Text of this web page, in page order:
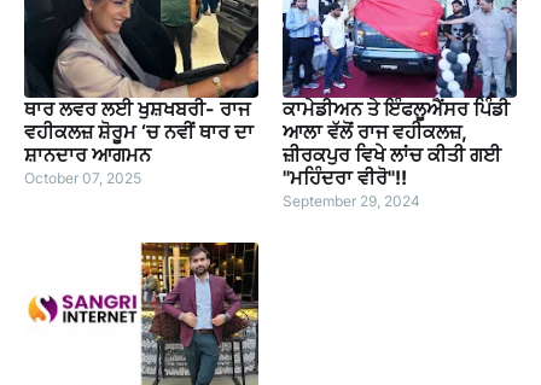
ਥਾਰ ਲਵਰ ਲਈ ਖੁਸ਼ਖਬਰੀ- ਰਾਜ
ਵਹੀਕਲਜ਼ ਸ਼ੋਰੂਮ ‘ਚ ਨਵੀਂ ਥਾਰ ਦਾ
ਸ਼ਾਨਦਾਰ ਆਗਮਨ
October 07, 2025
ਕਾਮੇਡੀਅਨ ਤੇ ਇੰਫਲੂਐਂਸਰ ਪਿੰਡੀ
ਆਲਾ ਵੱਲੋਂ ਰਾਜ ਵਹੀਕਲਜ਼,
ਜ਼ੀਰਕਪੁਰ ਵਿਖੇ ਲਾਂਚ ਕੀਤੀ ਗਈ
"ਮਹਿੰਦਰਾ ਵੀਰੋ"!!
September 29, 2024